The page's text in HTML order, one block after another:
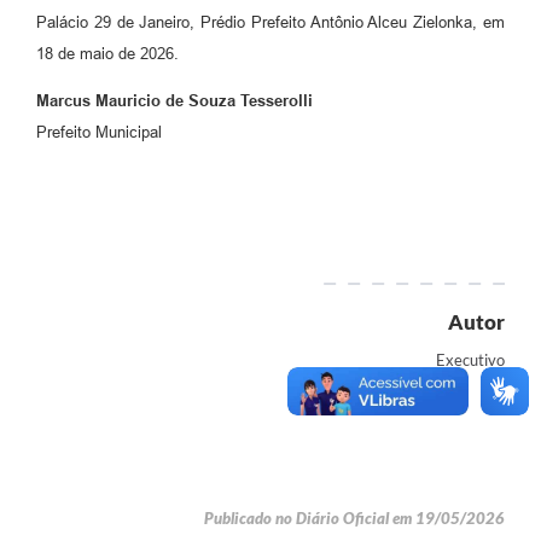
Palácio 29 de Janeiro, Prédio Prefeito Antônio Alceu Zielonka, em
18 de maio de 2026.
Marcus Mauricio de Souza Tesserolli
Prefeito Municipal
Autor
Executivo
Publicado no Diário Oficial em 19/05/2026